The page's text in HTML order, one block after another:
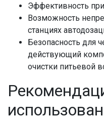
Эффективность
Возможность
станциях
Безопасность для
действующий
очистки питьевой